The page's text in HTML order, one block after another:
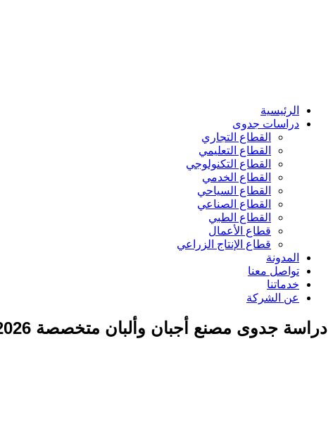
الرئيسية
دراسات جدوى
القطاع التجاري
القطاع التعليمي
القطاع التكنولوجي
القطاع الخدمي
القطاع السياحي
القطاع الصناعي
القطاع الطبي
قطاع الأعمال
قطاع الإنتاج الزراعي
المدونة
تواصل معنا
خدماتنا
عن الشركة
دراسة جدوى مصنع أجبان وألبان متخصصة 2026 (الموزاريلا والجبن الكريمي)